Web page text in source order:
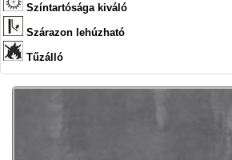
Színtartósága kiváló
Szárazon lehúzható
Tűzálló